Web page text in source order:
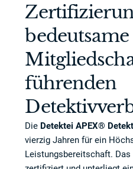
bedeutsame
führenden
Die Detektei APEX®
vierzig Jahren für ein
Leistungsbereitschaft.